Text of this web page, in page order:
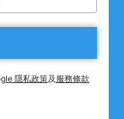
隱私政策及 服務條款